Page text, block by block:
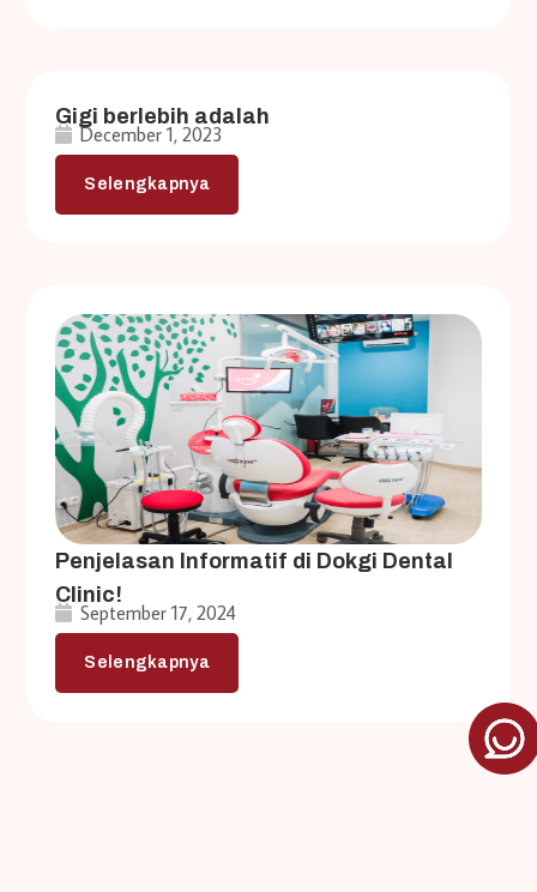
Gigi berlebih adalah
December 1, 2023
Selengkapnya
Penjelasan Informatif di Dokgi Dental
Clinic!
September 17, 2024
Selengkapnya